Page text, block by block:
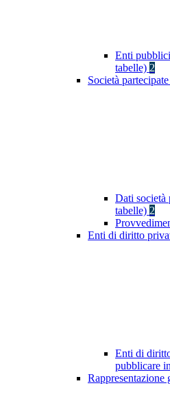
Enti
tabelle) 2
Società partecipate
Dati società
tabelle) 2
Enti di diritto
Enti di
pubblicare
Rappresentazione